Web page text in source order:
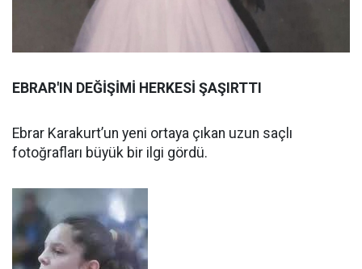
EBRAR'IN DEĞİŞİMİ HERKESİ ŞAŞIRTTI
Ebrar Karakurt’un yeni ortaya çıkan uzun saçlı
fotoğrafları büyük bir ilgi gördü.